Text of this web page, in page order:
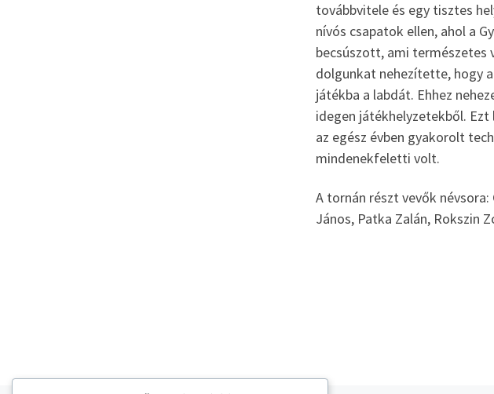
továbbvitele és egy tisztes
nívós csapatok ellen, ahol a
becsúszott, ami természetes
dolgunkat nehezítette, hogy
játékba a labdát. Ehhez
idegen játékhelyzetekből.
az egész évben gyakorolt
mindenekfeletti volt.
A tornán részt vevők
János, Patka Zalán, Rokszin